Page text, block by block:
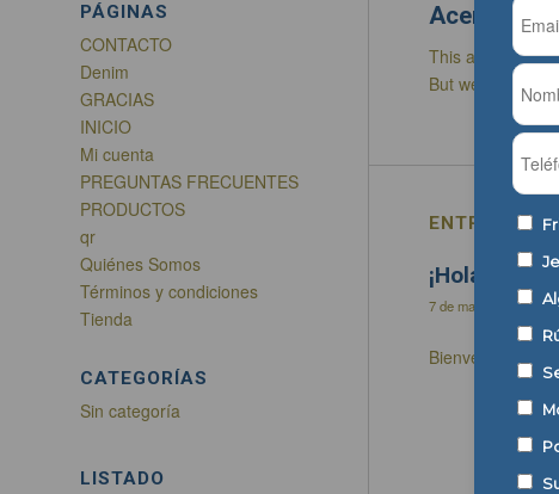
Acerca de
This author has
But we are
ENTRADAS
¡Hola,
7 de marzo de 2022 /
Bienvenido a
PÁGINAS
CONTACTO
Denim
GRACIAS
INICIO
Mi cuenta
PREGUNTAS FRECUENTES
PRODUCTOS
qr
Quiénes Somos
Términos y condiciones
Tienda
CATEGORÍAS
Sin categoría
LISTADO